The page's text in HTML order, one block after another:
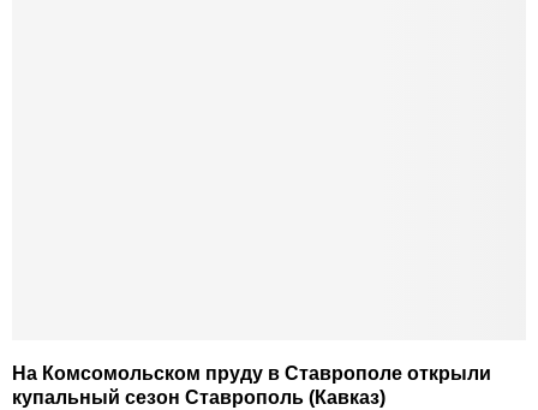
На Комсомольском пруду в Ставрополе открыли
купальный сезон Ставрополь (Кавказ)